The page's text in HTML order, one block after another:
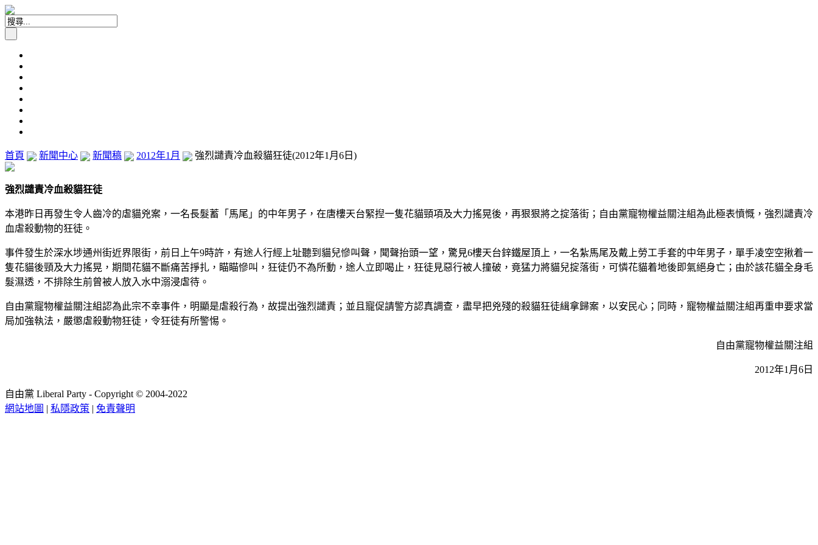
首頁 新聞中心 新聞稿 2012年1月 強烈譴責冷血殺貓狂徒(2012年1月6日)
強烈譴責冷血殺貓狂徒
本港昨日再發生令人齒冷的虐貓兇案，一名長髮蓄「馬尾」的中年男子，在唐樓天台緊揑一隻花貓頸項及大力搖晃後，再狠狠將之掟落街；自由黨寵物權益關注組為此極表憤慨，強烈譴責冷
血虐殺動物的狂徒。
事件發生於深水埗通州街近界限街，前日上午9時許，有途人行經上址聽到貓兒慘叫聲，聞聲抬頭一望，驚見6樓天台鋅鐵屋頂上，一名紮馬尾及戴上勞工手套的中年男子，單手凌空空揪着一
隻花貓後頸及大力搖晃，期間花貓不斷痛苦掙扎，瞄瞄慘叫，狂徒仍不為所動，途人立即喝止，狂徒見惡行被人撞破，竟猛力將貓兒掟落街，可憐花貓着地後即氣絕身亡；由於該花貓全身毛
髮濕透，不排除生前曾被人放入水中溺浸虐待。
自由黨寵物權益關注組認為此宗不幸事件，明顯是虐殺行為，故提出強烈譴責；並且寵促請警方認真調查，盡早把兇殘的殺貓狂徒緝拿歸案，以安民心；同時，寵物權益關注組再重申要求當
局加強執法，嚴懲虐殺動物狂徒，令狂徒有所警惕。
自由黨寵物權益關注組
2012年1月6日
自由黨 Liberal Party - Copyright © 2004-2022
網站地圖 | 私隱政策 | 免責聲明